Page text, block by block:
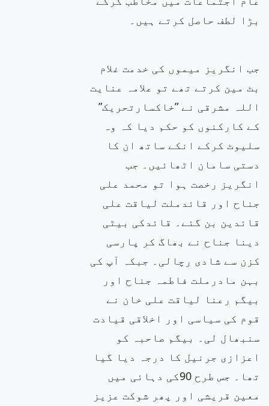
بڑا لطف حاصل کرتے ہیں۔
جب انگریز میموں کی خدمت غلام
بٹ مین کرتے تھے تو علامہ عنایت
اللہ مشرقی نے ”خاکسارتحریک”
کے کارکنوں کو حکم دیا کہ وہ
سلیوٹ کرکے انکے ساتھ ان کا
دستی سامان اٹھائیں۔ جب
انگریز رخصت ہوا تو محمد علی
جناح اور قائدملت لیاقت علی
قائدین بن گئے۔ قائدکی بیٹی
دینا جناح نے بھاگ کر پارسی
کزن سے شادی رچالی۔ جبکہ آپ کی
بہن مادرملت فاطمہ جناح اور
بیگم رعنا لیاقت علی خان نے
قوم کی سیاسی اور اخلاقی قیادت
سنبھال لی۔ بیگم صاحبہ کو
اعزازی جرنیل کا درجہ دیا گیا
تھا۔ جس طرح 90کی دہائی میں
معین قریشی اور پھر شوکت عزیز